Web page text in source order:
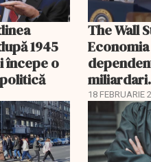
1945
începe o
The Wall
pentru
18 FEBRUARIE